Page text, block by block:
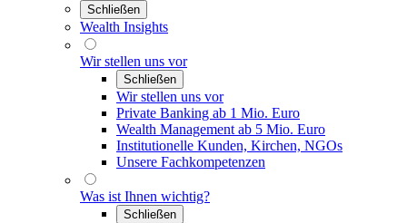
Schließen
Wealth Insights
Wir stellen uns vor
Schließen
Wir stellen uns vor
Private Banking ab 1 Mio. Euro
Wealth Management ab 5 Mio. Euro
Institutionelle Kunden, Kirchen, NGOs
Unsere Fachkompetenzen
Was ist Ihnen wichtig?
Schließen